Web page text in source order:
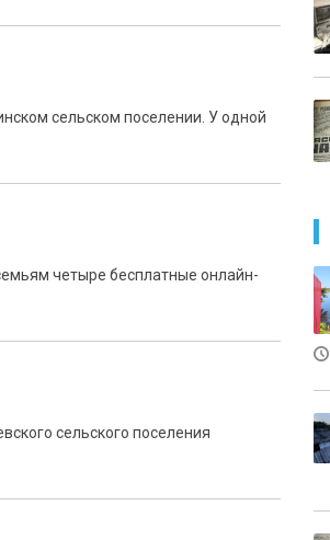
сельском поселении. У одной
четыре бесплатные онлайн-
сельского поселения